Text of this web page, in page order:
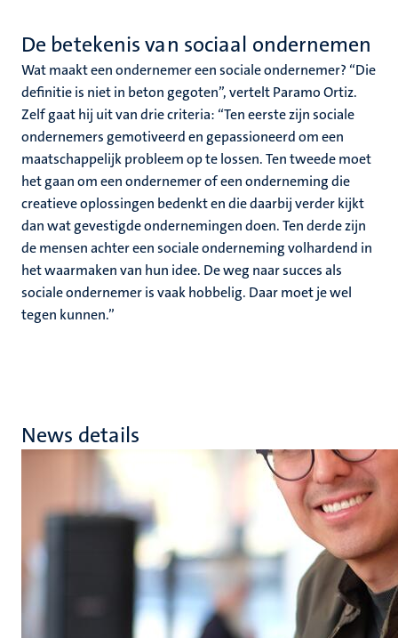
De betekenis van sociaal ondernemen
Wat maakt een ondernemer een sociale ondernemer? “Die
definitie is niet in beton gegoten”, vertelt Paramo Ortiz.
Zelf gaat hij uit van drie criteria: “Ten eerste zijn sociale
ondernemers gemotiveerd en gepassioneerd om een
maatschappelijk probleem op te lossen. Ten tweede moet
het gaan om een ondernemer of een onderneming die
creatieve oplossingen bedenkt en die daarbij verder kijkt
dan wat gevestigde ondernemingen doen. Ten derde zijn
de mensen achter een sociale onderneming volhardend in
het waarmaken van hun idee. De weg naar succes als
sociale ondernemer is vaak hobbelig. Daar moet je wel
tegen kunnen.”
News details